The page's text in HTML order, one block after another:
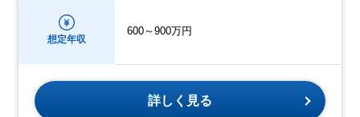
想定年収
600～900万円
詳しく見る